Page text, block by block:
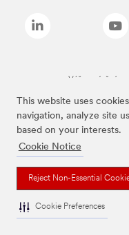
This website uses
navigation, analyze site
based on your interests.
Cookie Notice
Reject Non-Essential
Cookie Preferences
Výše zmíněné